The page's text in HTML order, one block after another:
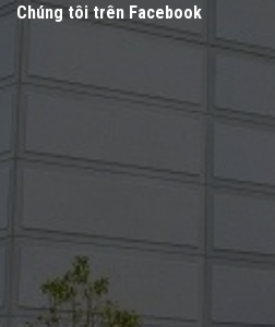
Chúng tôi trên Facebook